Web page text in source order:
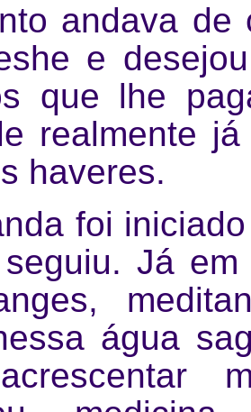
andava
e
que lhe
realmente
haveres.
foi
Já
água